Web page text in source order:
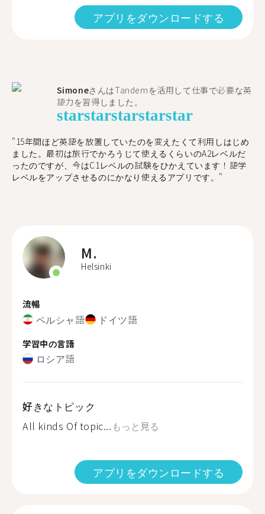
アプリをダウンロードする
SimoneさんはTandemを活用して仕事で必要な英
語力を習得しました。
starstarstarstarstar
"15年間ほど英語を放置していたのを変えたくて利用しはじめ
ました。最初は旅行でかろうじて使えるくらいのA2レベルだ
ったのですが、今はC1レベルの試験をひかえています！語学
レベルをアップさせるのにかなり使えるアプリです。"
M.
Helsinki
流暢
ペルシャ語 ドイツ語
学習中の言語
ロシア語
好きなトピック
All kinds Of topic... もっと見る
アプリをダウンロードする